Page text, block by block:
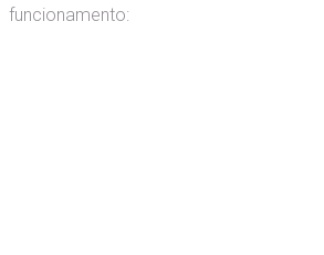
funcionamento: